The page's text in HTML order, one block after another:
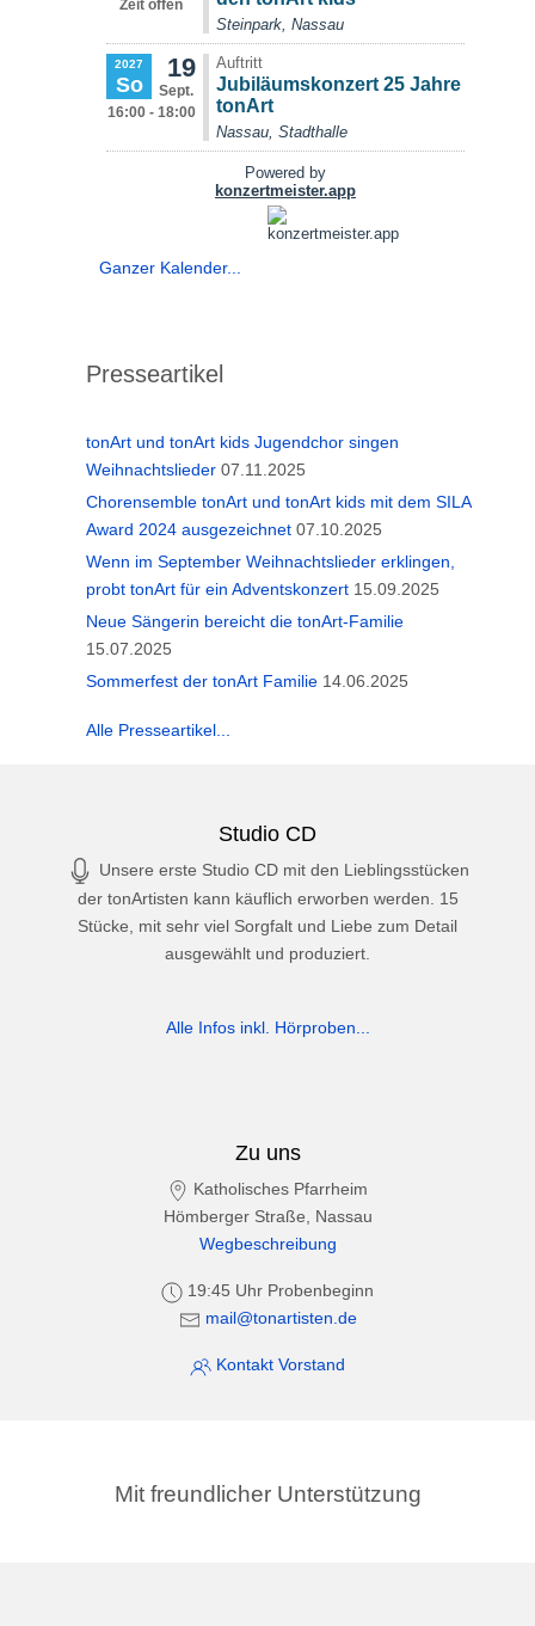
Ganzer Kalender...
Presseartikel
tonArt und tonArt kids Jugendchor singen
Weihnachtslieder 07.11.2025
Chorensemble tonArt und tonArt kids mit dem SILA
Award 2024 ausgezeichnet 07.10.2025
Wenn im September Weihnachtslieder erklingen,
probt tonArt für ein Adventskonzert 15.09.2025
Neue Sängerin bereicht die tonArt-Familie
15.07.2025
Sommerfest der tonArt Familie 14.06.2025
Alle Presseartikel...
Studio CD
Unsere erste Studio CD mit den Lieblingsstücken
der tonArtisten kann käuflich erworben werden. 15
Stücke, mit sehr viel Sorgfalt und Liebe zum Detail
ausgewählt und produziert.
Alle Infos inkl. Hörproben...
Zu uns
Katholisches Pfarrheim
Hömberger Straße, Nassau
Wegbeschreibung
19:45 Uhr Probenbeginn
mail@tonartisten.de
Kontakt Vorstand
Mit freundlicher Unterstützung